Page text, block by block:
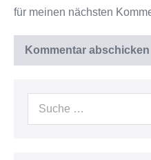
für meinen nächsten